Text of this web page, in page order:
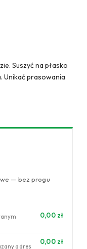
Suszyć na płasko
Unikać prasowania
— bez progu
0,00 zł
adres
0,00 zł